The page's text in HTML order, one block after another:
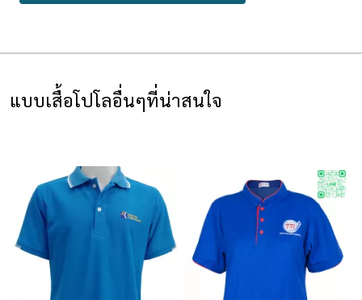
แบบเสื้อโปโลอื่นๆที่น่าสนใจ